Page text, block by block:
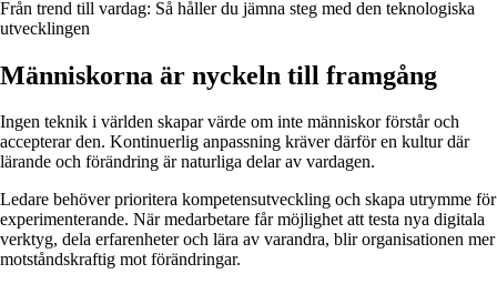
Från trend till vardag: Så håller du jämna steg med den teknologiska
utvecklingen
Människorna är nyckeln till framgång
Ingen teknik i världen skapar värde om inte människor förstår och
accepterar den. Kontinuerlig anpassning kräver därför en kultur där
lärande och förändring är naturliga delar av vardagen.
Ledare behöver prioritera kompetensutveckling och skapa utrymme för
experimenterande. När medarbetare får möjlighet att testa nya digitala
verktyg, dela erfarenheter och lära av varandra, blir organisationen mer
motståndskraftig mot förändringar.